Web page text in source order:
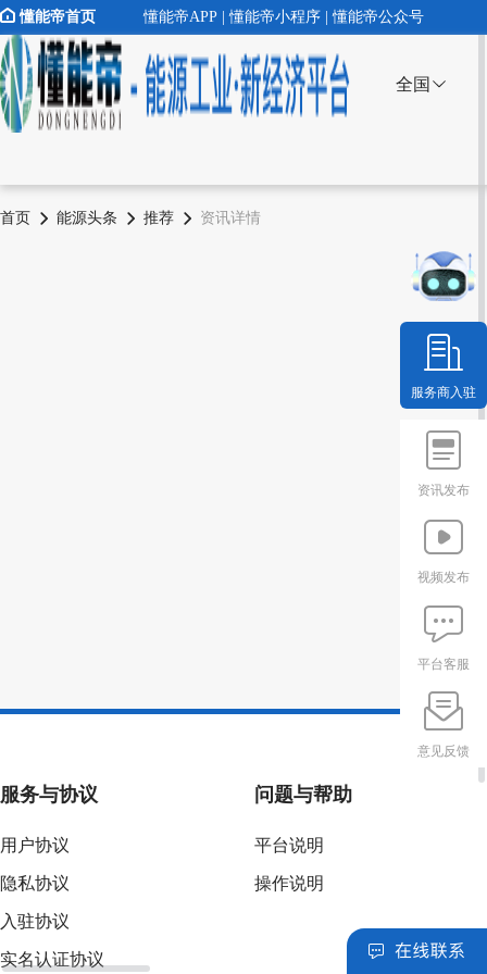
懂能帝首页 懂能帝APP | 懂能帝小程序 | 懂能帝公众号
全国
首页 能源头条 推荐 资讯详情
服务商入驻
资讯发布
视频发布
平台客服
意见反馈
服务与协议
用户协议
隐私协议
入驻协议
实名认证协议
问题与帮助
平台说明
操作说明